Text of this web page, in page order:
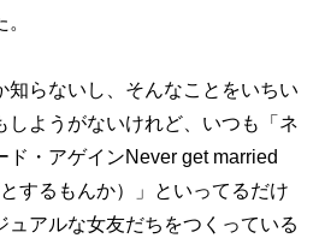
らないし、そんなことをいちい
しようがないけれど、いつも「ネ
・アゲインNever get married
するもんか）」といってるだけ
ュアルな女友だちをつくっている